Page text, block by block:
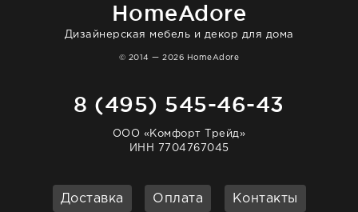
HomeAdore
Дизайнерская мебель и декор для дома
© 2014 — 2026 HomeAdore
8 (495) 545-46-43
ООО «Комфорт Трейд»
ИНН 7704767045
Доставка Оплата Контакты